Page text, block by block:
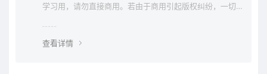
学习用，请勿直接商用。若由于商用引起版权纠纷，一切
查看详情